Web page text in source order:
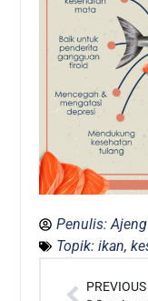
Penulis:
Topik: ikan,
PREVIOUS